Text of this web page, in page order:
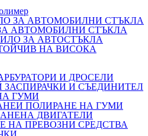
ЗА АВТОМОБИЛНИ СТЪКЛА
АВТОМОБИЛНИ СТЪКЛА
ЗА АВТОСТЪКЛА
НА ВИСОКА
И ДРОСЕЛИ
ЗАСПИРАЧКИ И СЪЕДИНИТЕЛ
ГУМИ
ПОЛИРАНЕ НА ГУМИ
ДВИГАТЕЛИ
НА ПРЕВОЗНИ СРЕДСТВА